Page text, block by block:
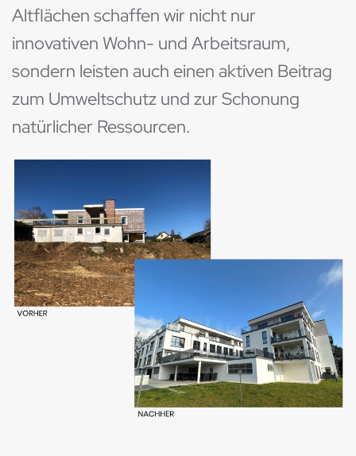
Altflächen schaffen wir nicht nur
innovativen Wohn- und Arbeitsraum,
sondern leisten auch einen aktiven Beitrag
zum Umweltschutz und zur Schonung
natürlicher Ressourcen.